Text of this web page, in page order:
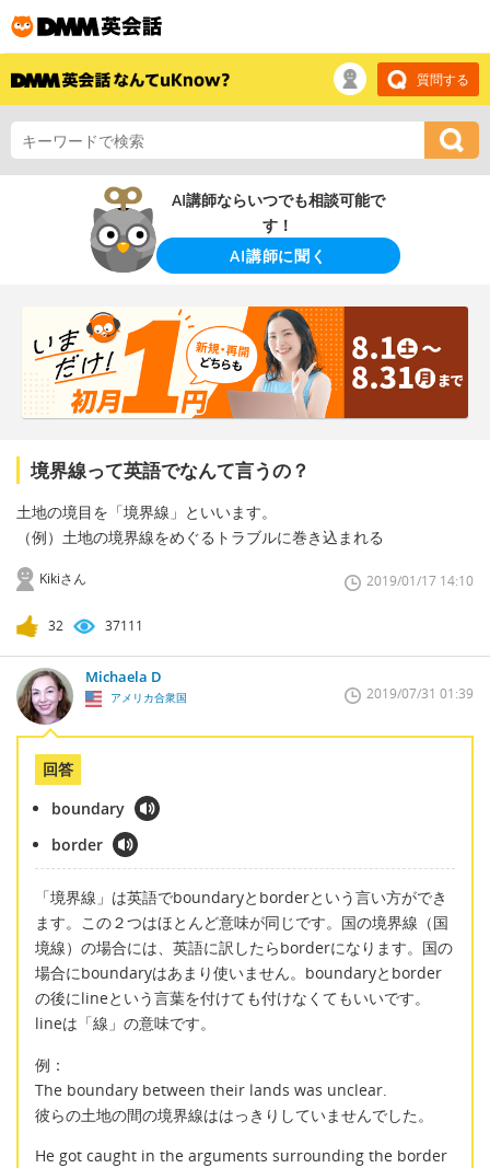
質問する
AI講師ならいつでも相談可能で
す！
AI講師に聞く
境界線って英語でなんて言うの？
土地の境目を「境界線」といいます。
（例）土地の境界線をめぐるトラブルに巻き込まれる
Kikiさん 2019/01/17 14:10
32 37111
Michaela D
アメリカ合衆国 2019/07/31 01:39
回答
boundary
border
「境界線」は英語でboundaryとborderという言い方ができ
ます。この２つはほとんど意味が同じです。国の境界線（国
境線）の場合には、英語に訳したらborderになります。国の
場合にboundaryはあまり使いません。boundaryとborder
の後にlineという言葉を付けても付けなくてもいいです。
lineは「線」の意味です。
例：
The boundary between their lands was unclear.
彼らの土地の間の境界線ははっきりしていませんでした。
He got caught in the arguments surrounding the border